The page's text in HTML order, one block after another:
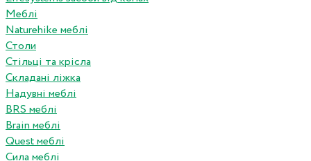
Меблі
Naturehike меблі
Столи
Стільці та крісла
Складані ліжка
Надувні меблі
BRS меблі
Brain меблі
Quest меблі
Сила меблі